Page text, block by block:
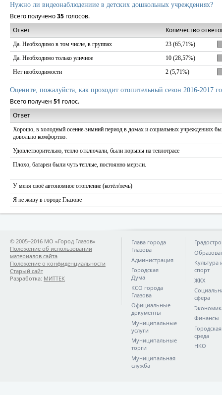
Нужно ли видеонаблюдениие в детских дошкольных учреждениях?
Всего получено35 голосов.
Ответ
Количество
Да. Необходимо в том числе, в группах
23 (65,71%)
Да. Необходимо только уличное
10 (28,57%)
Нет необходимости
2 (5,71%)
Оцените, пожалуйста, как проходит отопительный сезон 2016-2017
Всего получен 51 голос.
Ответ
Хорошо, в холодный осенне-зимний период в домах и социальных учреждениях
довольно комфортно.
Удовлетворительно, тепло отключали, были порывы на теплотрасе
Плохо, батареи были чуть теплые, постоянно мерзли.
У меня своё автономное отопление (котёл/печь)
Я не живу в городе Глазове
© 2005−2016 МО «Город Глазов»
Положение об использовании
материалов сайта
Положение о конфиденциальности
Старый сайт
Разработка: МИТТЕК
Глава города
Глазова
Администрация
Городская
Дума
КСО города
Глазова
Официальные
документы
Муниципальные
услуги
Муниципальные
торги
Муниципальная
служба
Культура
спорт
ЖКХ
сфера
Финансы
Городская
среда
НКО